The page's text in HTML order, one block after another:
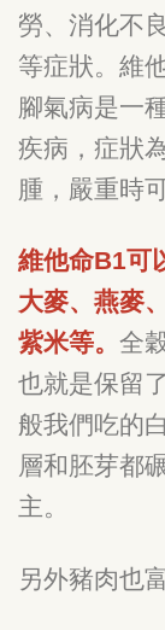
勞、消化不
等症狀。維
腳氣病是一
疾病，症狀
腫，嚴重時
維他命B1可
大麥、燕麥
紫米等。 全
也就是保留
般我們吃的
層和胚芽都
主。
另外豬肉也